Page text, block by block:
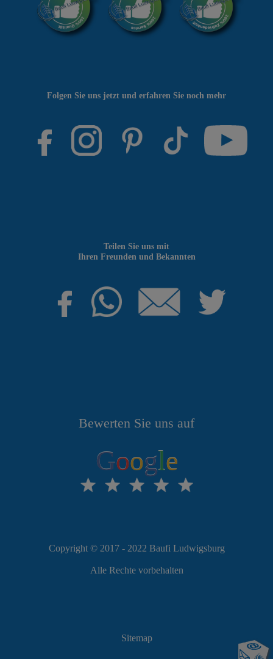
Bewerten Sie uns auf
Google
Teilen Sie uns mit
Ihren Freunden und Bekannten
Folgen Sie uns jetzt und erfahren Sie noch mehr
Copyright © 2017 - 2022 Baufi Ludwigsburg
Alle Rechte vorbehalten
Sitemap